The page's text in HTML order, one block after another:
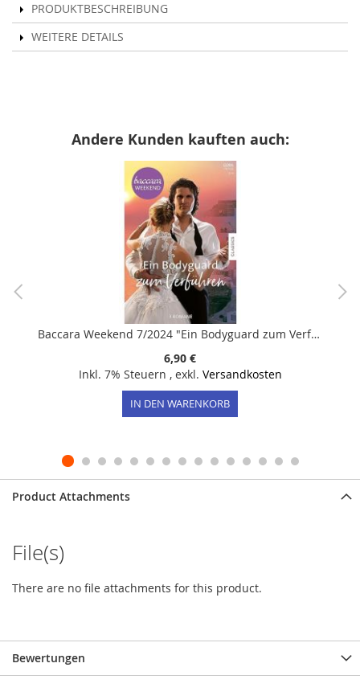
PRODUKTBESCHREIBUNG
WEITERE DETAILS
Andere Kunden kauften auch:
Baccara Weekend 7/2024 "Ein Bodyguard zum Verführen"
6,90 €
Inkl. 7% Steuern , exkl. Versandkosten
IN DEN WARENKORB
Product Attachments
File(s)
There are no file attachments for this product.
Bewertungen